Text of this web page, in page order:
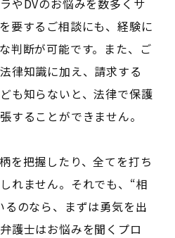
やDVのお悩みを数多くサ
要するご相談にも、経験に
判断が可能です。また、ご
律知識に加え、請求する
も知らないと、法律で保護
することができません。
を把握したり、全てを打ち
れません。それでも、“相
るのなら、まずは勇気を出
護士はお悩みを聞くプロ